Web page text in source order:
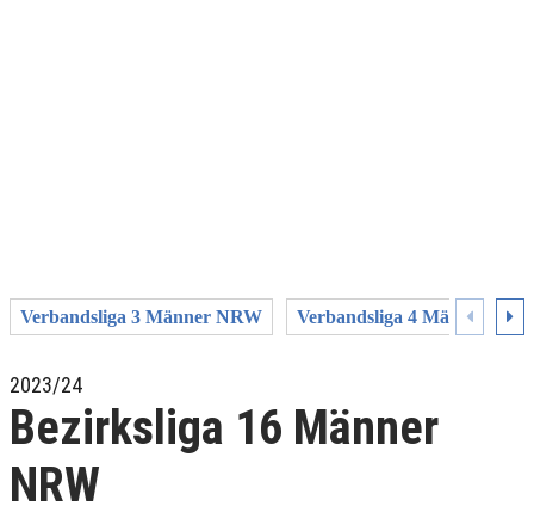
Verbandsliga 3 Männer NRW Verbandsliga 4 Männer
2023/24
Bezirksliga 16 Männer
NRW